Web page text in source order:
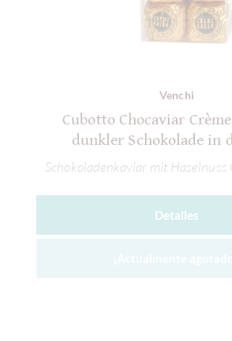
Venchi
Cubotto Chocaviar
dunkler Schokolade in
Schokoladenkaviar mit Haselnuss
Detalles